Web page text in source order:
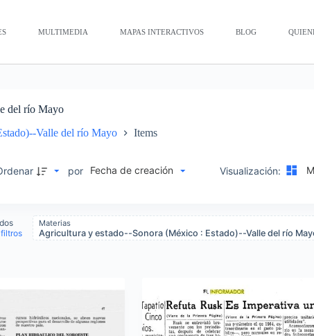
MULTIMEDIA MAPAS INTERACTIVOS BLOG
del río Mayo
Valle del río Mayo Items
por Fecha de creación Visualización:
Materias
Agricultura y estado--Sonora (México : Estado)--Valle del río